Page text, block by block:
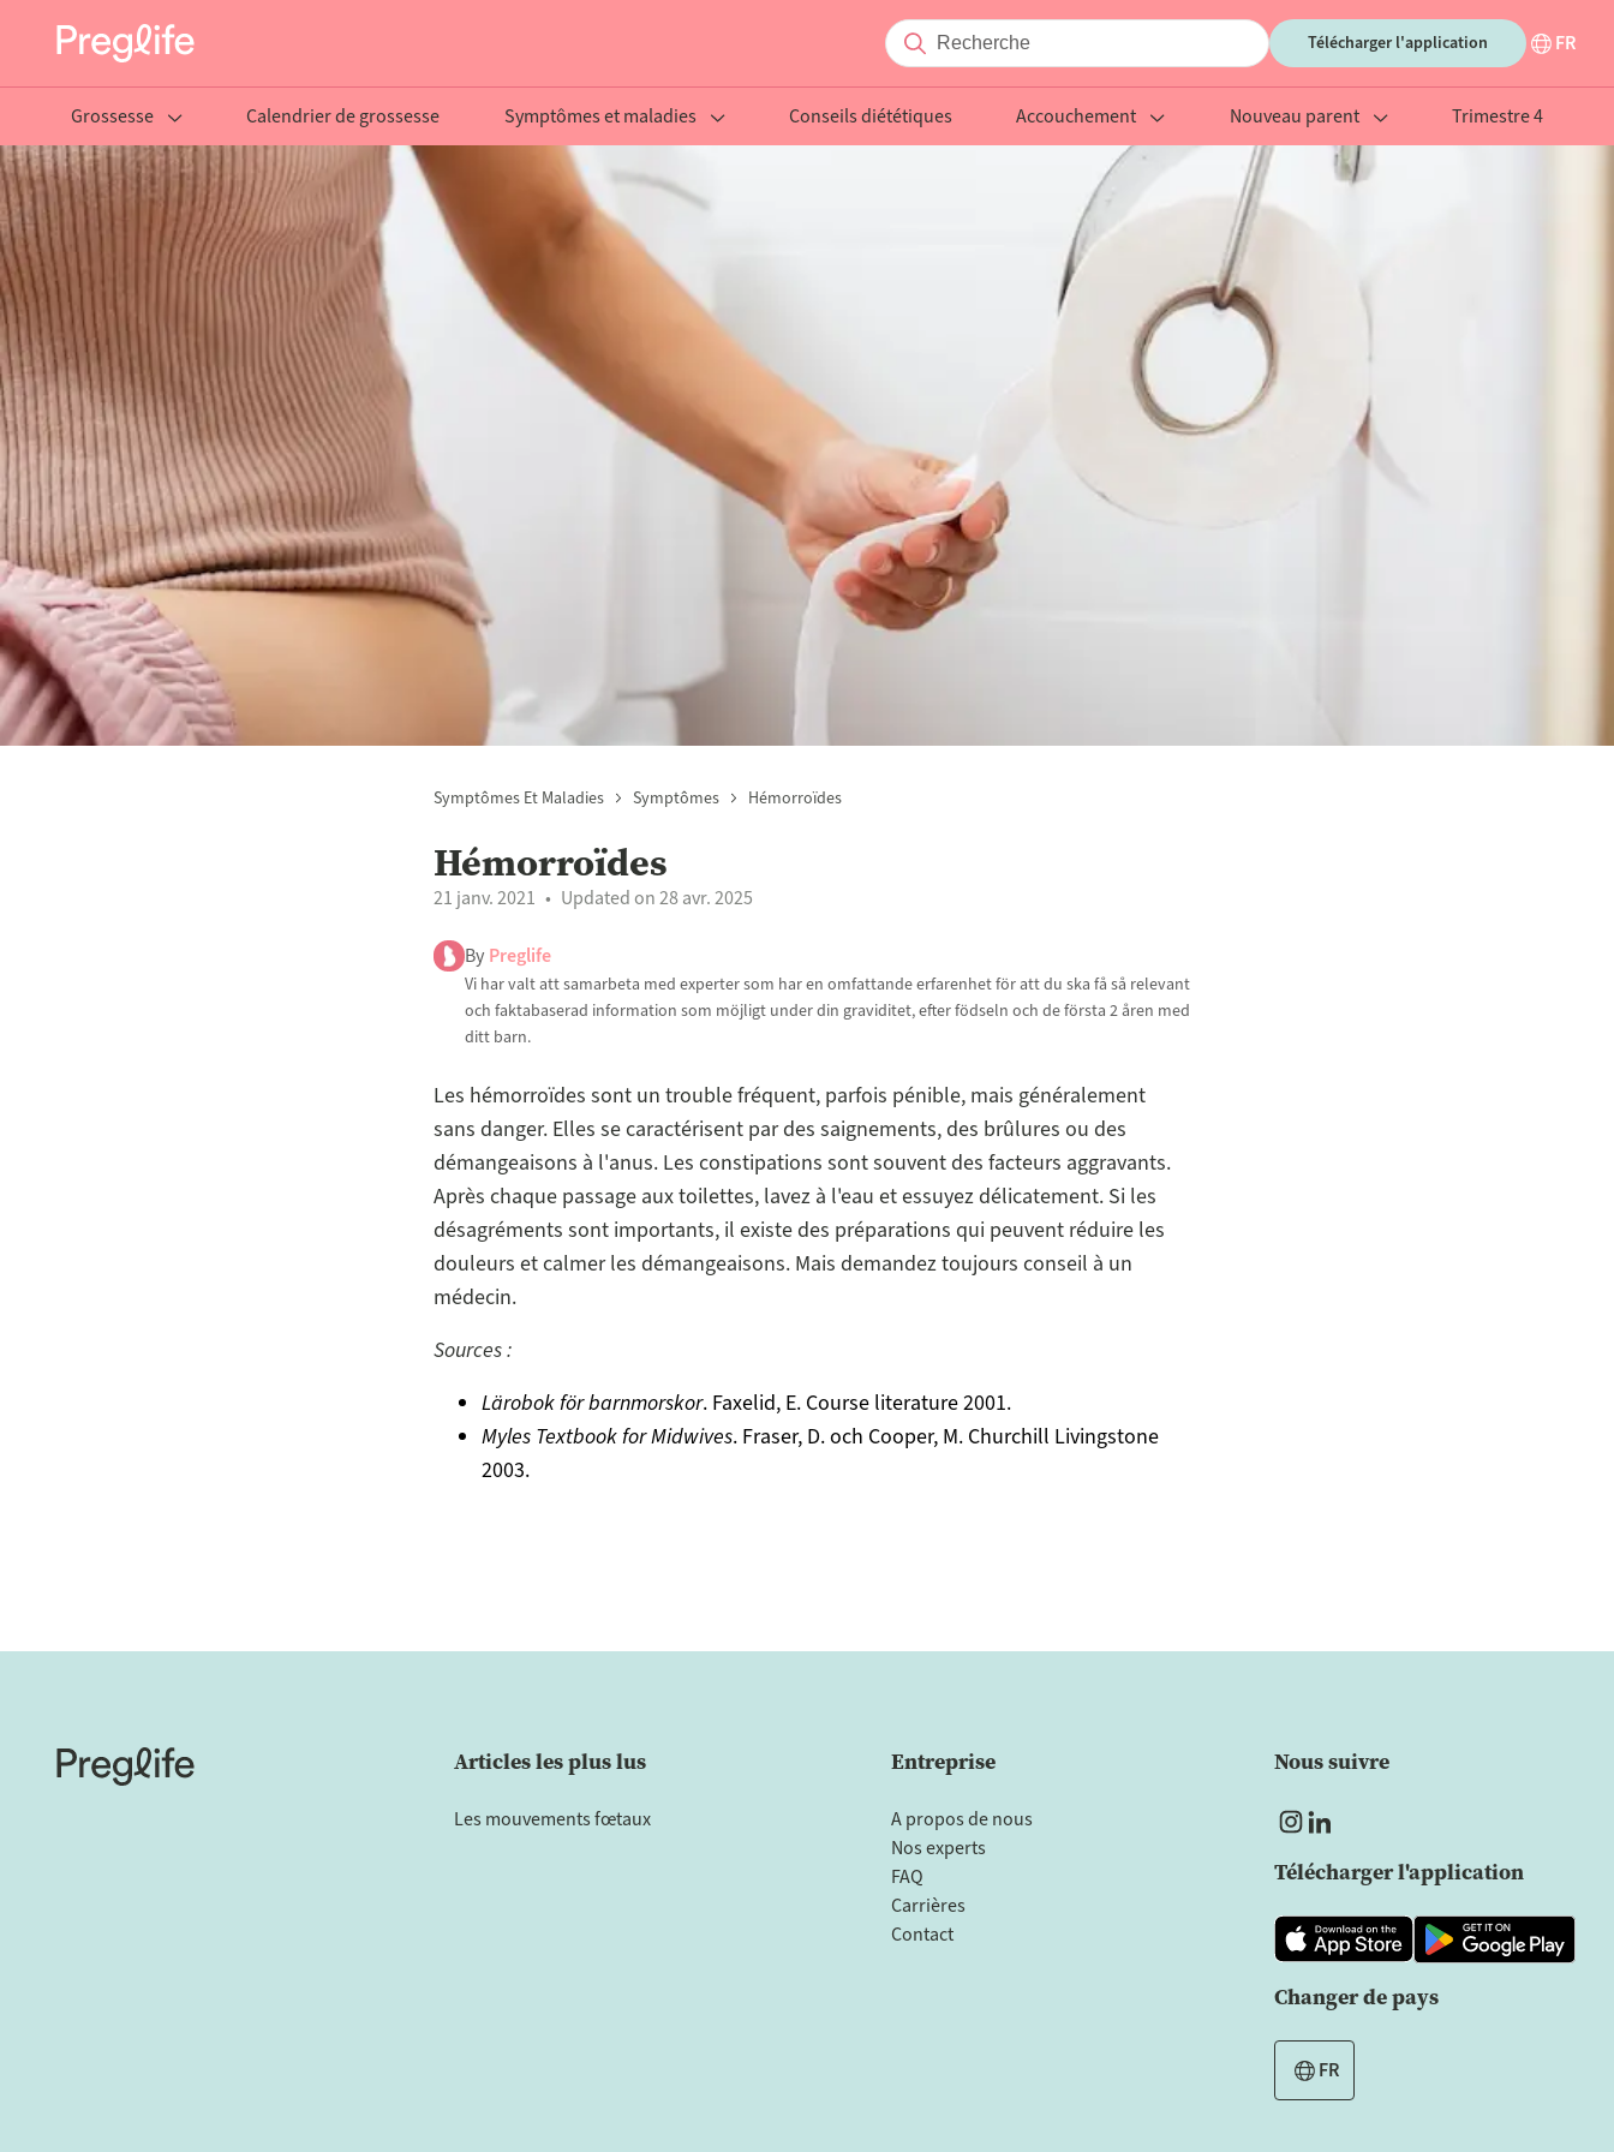
Télécharger l'application FR
Grossesse Calendrier de grossesse Symptômes et maladies Conseils diététiques Accouchement Nouveau parent Trimestre 4
Symptômes Et Maladies Symptômes Hémorroïdes
Hémorroïdes
21 janv. 2021 Updated on 28 avr. 2025
By Preglife
Vi har valt att samarbeta med experter som har en omfattande erfarenhet för att du ska få så relevant
och faktabaserad information som möjligt under din graviditet, efter födseln och de första 2 åren med
ditt barn.
Les hémorroïdes sont un trouble fréquent, parfois pénible, mais généralement
sans danger. Elles se caractérisent par des saignements, des brûlures ou des
démangeaisons à l'anus. Les constipations sont souvent des facteurs aggravants.
Après chaque passage aux toilettes, lavez à l'eau et essuyez délicatement. Si les
désagréments sont importants, il existe des préparations qui peuvent réduire les
douleurs et calmer les démangeaisons. Mais demandez toujours conseil à un
médecin.
Sources :
Lärobok för barnmorskor. Faxelid, E. Course literature 2001.
Myles Textbook for Midwives. Fraser, D. och Cooper, M. Churchill Livingstone
2003.
Articles les plus lus
Les mouvements fœtaux
Entreprise
A propos de nous
Nos experts
FAQ
Carrières
Contact
Nous suivre
Télécharger l'application
Changer de pays
FR